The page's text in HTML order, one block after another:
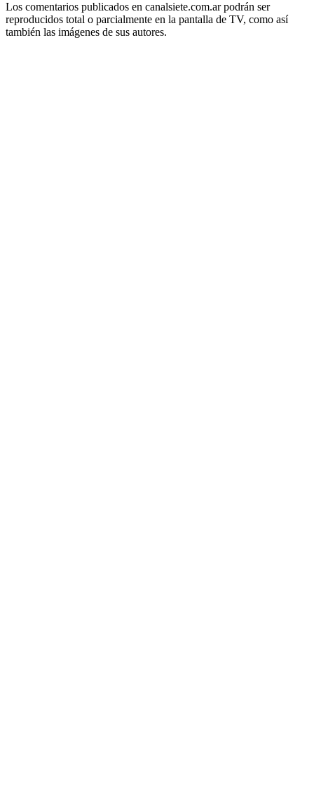
Los comentarios publicados en canalsiete.com.ar podrán ser
reproducidos total o parcialmente en la pantalla de TV, como así
también las imágenes de sus autores.